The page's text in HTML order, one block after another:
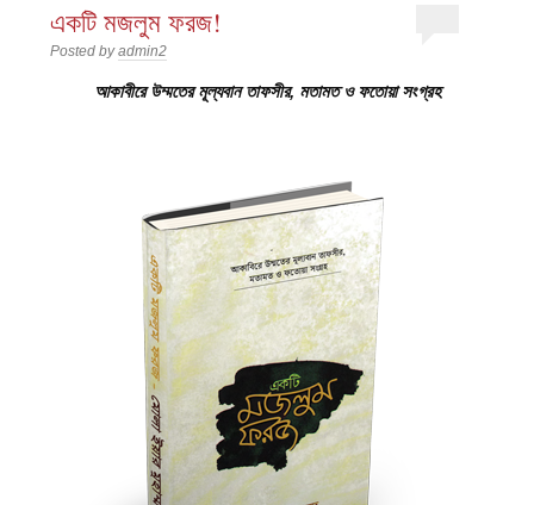
একটি মজলুম ফরজ!
Posted byadmin2
আকাবীরে উম্মতের মূল্যবান তাফসীর, মতামত ও ফতোয়া সংগ্রহ